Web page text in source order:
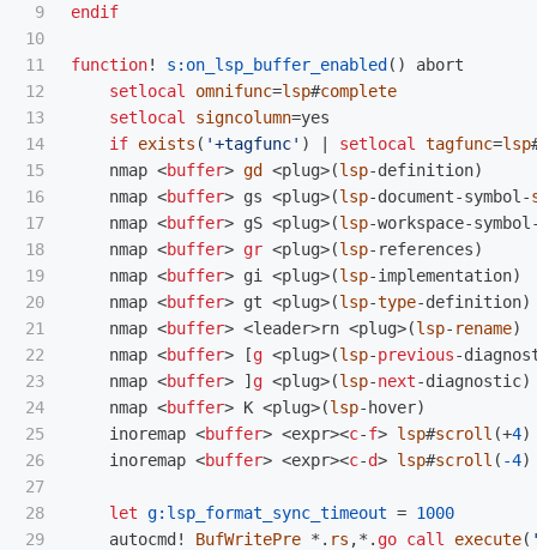
9
10
11
12
13
14
15
16
17
18
19
20
21
22
23
24
25
26
27
28
29
endif
function! s:on_lsp_buffer_enabled ()
abort
setlocal
omnifunc=lsp#complete
setlocal
signcolumn=yes
if exists ( '+tagfunc' ) setlocal tagfunc=lsp
    nmap
<buffer> gd <plug>(lsp-definition)
    nmap
<buffer> gs <plug>(lsp-document-symbol -
    nmap
<buffer> gS <plug>(lsp-workspace-symbol
    nmap
<buffer> gr <plug>(lsp- references)
    nmap
<buffer> gi <plug>(lsp-implementation)
    nmap
<buffer> gt <plug>(lsp-type-definition)
    nmap
<buffer> <leader>rn <plug>(lsp- rename)
    nmap
<buffer> [g <plug>(lsp-previous-
    nmap
<buffer> ] g <plug>(lsp-next-diagnostic)
    nmap
<buffer> K <plug>(lsp- hover)
    inoremap
<buffer> <expr><c-f> lsp#scroll (+4)
    inoremap
<buffer> <expr><c-d> lsp#scroll ( -4)
let g:lsp_format_sync_timeout = 1000
    autocmd
! BufWritePre * . rs ,* . go call execute(